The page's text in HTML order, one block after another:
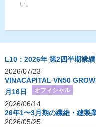
い。
L10：2026年 第2四半期業績
2026/07/23
VINACAPITAL VN50
月16日
オフィシャル
2026/06/14
26年1〜3月期の繊維・縫製
2026/05/25